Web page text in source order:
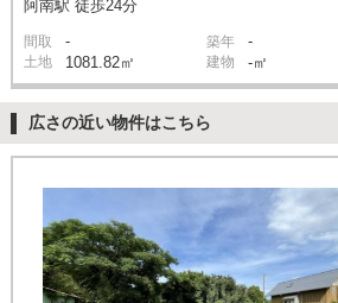
阿南駅 徒歩24分
間取 - 築年 -
土地 1081.82㎡ 建物 -㎡
広さの近い物件はこちら